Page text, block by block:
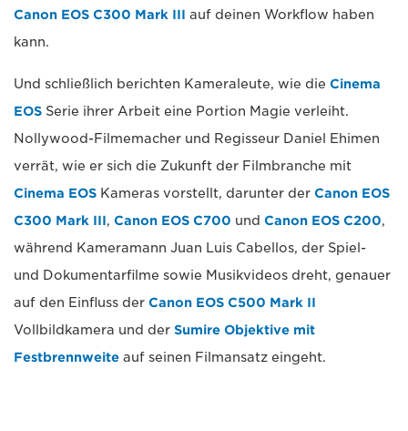
Canon EOS C300 Mark III auf deinen Workflow haben
kann.
Und schließlich berichten Kameraleute, wie die Cinema
EOS Serie ihrer Arbeit eine Portion Magie verleiht.
Nollywood-Filmemacher und Regisseur Daniel Ehimen
verrät, wie er sich die Zukunft der Filmbranche mit
Cinema EOS Kameras vorstellt, darunter der Canon EOS
C300 Mark III, Canon EOS C700 und Canon EOS C200,
während Kameramann Juan Luis Cabellos, der Spiel-
und Dokumentarfilme sowie Musikvideos dreht, genauer
auf den Einfluss der Canon EOS C500 Mark II
Vollbildkamera und der Sumire Objektive mit
Festbrennweite auf seinen Filmansatz eingeht.